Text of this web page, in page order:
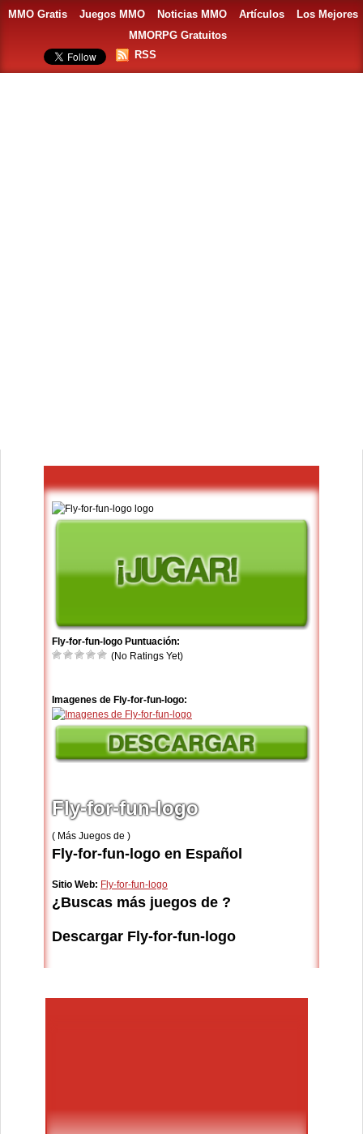
MMO Gratis Juegos MMO Noticias MMO Artículos
Los Mejores
MMORPG Gratuitos
RSS
Fly-for-fun-logo Puntuación:
(No Ratings Yet)
Imagenes de Fly-for-fun-logo:
Fly-for-fun-logo
( Más Juegos de )
Fly-for-fun-logo en Español
Sitio Web: Fly-for-fun-logo
¿Buscas más juegos de ?
Descargar Fly-for-fun-logo